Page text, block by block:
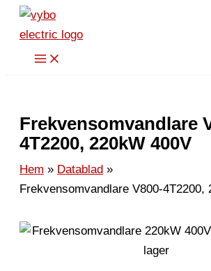
Hoppa
innehåll
Frekvensomvandlare
4T2200, 220kW 400V
Hem
Datablad
Frekvensomvandlare V800-4T2200,